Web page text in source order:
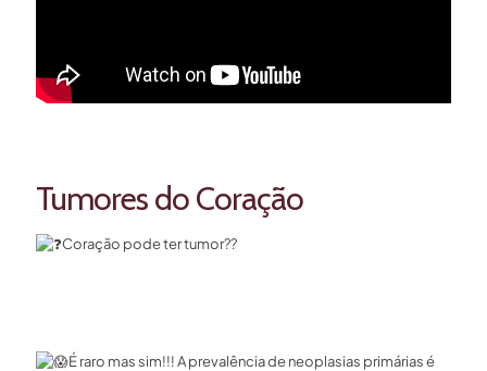
Tumores do Coração
Coração pode ter tumor??⁣
É raro mas sim!!! A prevalência de neoplasias primárias é